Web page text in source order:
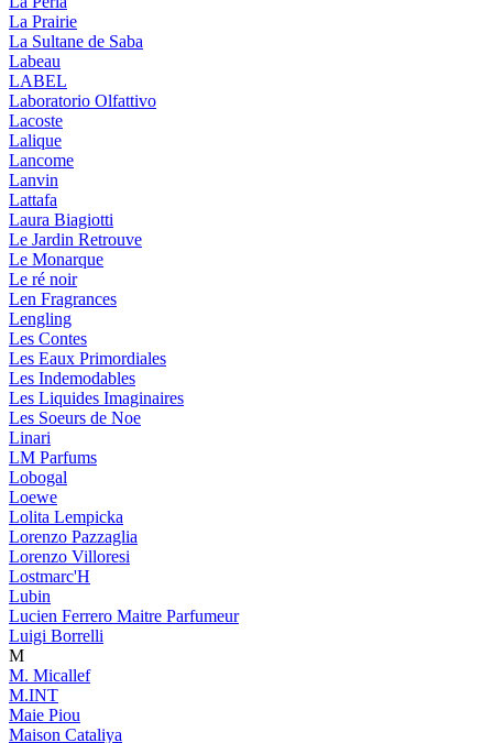
La Prairie
La Sultane de Saba
Labeau
LABEL
Laboratorio Olfattivo
Lacoste
Lalique
Lancome
Lanvin
Lattafa
Laura Biagiotti
Le Jardin Retrouve
Le Monarque
Le ré noir
Len Fragrances
Lengling
Les Contes
Les Eaux Primordiales
Les Indemodables
Les Liquides Imaginaires
Les Soeurs de Noe
Linari
LM Parfums
Lobogal
Loewe
Lolita Lempicka
Lorenzo Pazzaglia
Lorenzo Villoresi
Lostmarc'H
Lubin
Lucien Ferrero Maitre Parfumeur
Luigi Borrelli
M
M. Micallef
M.INT
Maie Piou
Maison Cataliya